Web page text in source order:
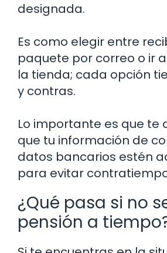
designada.
Es como elegir entre
paquete por correo o ir
la tienda; cada opción
y contras.
Lo importante es que te
que tu información de
datos bancarios estén
para evitar
¿Qué pasa si no
pensión a